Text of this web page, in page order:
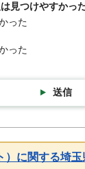
見つけやすかっ
った
った
送信
）に関する埼